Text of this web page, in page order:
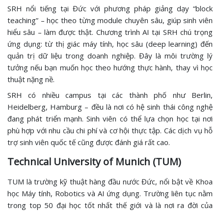
SRH nổi tiếng tại Đức với phương pháp giảng dạy “block
teaching” – học theo từng module chuyên sâu, giúp sinh viên
hiểu sâu – làm được thật. Chương trình AI tại SRH chú trọng
ứng dụng: từ thị giác máy tính, học sâu (deep learning) đến
quản trị dữ liệu trong doanh nghiệp. Đây là môi trường lý
tưởng nếu bạn muốn học theo hướng thực hành, thay vì học
thuật nặng nề.
SRH có nhiều campus tại các thành phố như Berlin,
Heidelberg, Hamburg – đều là nơi có hệ sinh thái công nghệ
đang phát triển mạnh. Sinh viên có thể lựa chọn học tại nơi
phù hợp với nhu cầu chi phí và cơ hội thực tập. Các dịch vụ hỗ
trợ sinh viên quốc tế cũng được đánh giá rất cao.
Technical University of Munich (TUM)
TUM là trường kỹ thuật hàng đầu nước Đức, nổi bật về Khoa
học Máy tính, Robotics và AI ứng dụng. Trường liên tục nằm
trong top 50 đại học tốt nhất thế giới và là nơi ra đời của